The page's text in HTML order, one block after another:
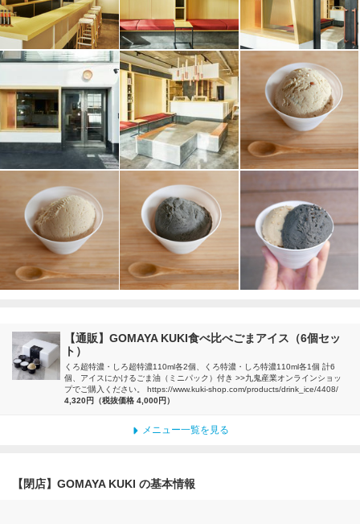
【通販】GOMAYA KUKI食べ比べごまアイス（6個セッ
ト）
くろ超特濃・しろ超特濃110ml各2個、くろ特濃・しろ特濃110ml各1個 計6
個、アイスにかけるごま油（ミニパック）付き >>九鬼産業オンラインショッ
プでご購入ください。 https://www.kuki-shop.com/products/drink_ice/4408/
4,320円（税抜価格 4,000円）
メニュー一覧を見る
【閉店】GOMAYA KUKI の基本情報